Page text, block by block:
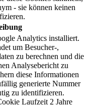
- sie können keinen
Analytics installiert.
um Besucher-,
zu berechnen und die
Analysebericht zu
diese Informationen
generierte Nummer
zu identifizieren.
Laufzeit 2 Jahre